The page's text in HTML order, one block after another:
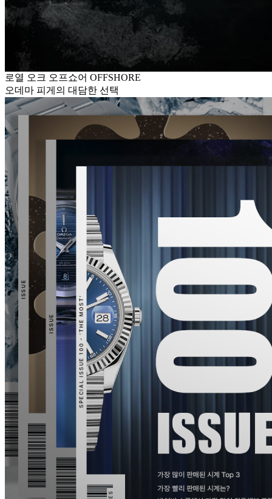
로열 오크 오프쇼어 OFFSHORE
오데마 피게의 대담한 선택